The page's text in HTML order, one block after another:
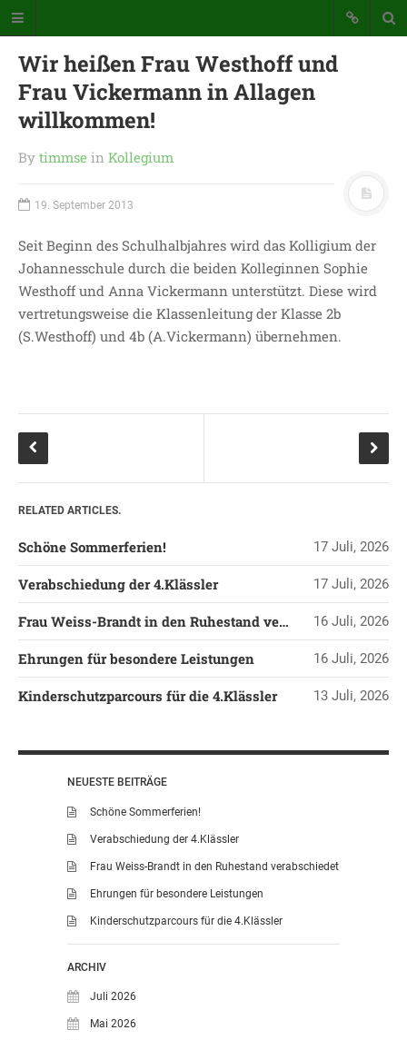
Stadt Warstein
Bunte Schule mit Takt und Schwung
STARTSEITE
WICHTIGES AUS UNSERER
SCHULE
JOHANNESSCHULE
KOLLEGIUM
SCHULSOZIALARBEIT
KLASSEN
KLASSE 1 ESSER
KLASSE 3A LANGENEKE
KLASSE 3B BUDEUS
KLASSE 4 DURRANT
LEITBILD UNSERER
GRUNDSCHULE
SCHULPROGRAMM
Wir heißen Frau Westhoff und
Frau Vickermann in Allagen
willkommen!
By timmse in Kollegium
19. September 2013
Seit Beginn des Schulhalbjahres wird das Kolligium der
Johannesschule durch die beiden Kolleginnen Sophie
Westhoff und Anna Vickermann unterstützt. Diese wird
vertretungsweise die Klassenleitung der Klasse 2b
(S.Westhoff) und 4b (A.Vickermann) übernehmen.
RELATED ARTICLES.
Schöne Sommerferien! 17 Juli, 2026
Verabschiedung der 4.Klässler 17 Juli, 2026
Frau Weiss-Brandt in den Ruhestand verabschiedet 16 Juli, 2026
Ehrungen für besondere Leistungen 16 Juli, 2026
Kinderschutzparcours für die 4.Klässler 13 Juli, 2026
NEUESTE BEITRÄGE
Schöne Sommerferien!
Verabschiedung der 4.Klässler
Frau Weiss-Brandt in den Ruhestand verabschiedet
Ehrungen für besondere Leistungen
Kinderschutzparcours für die 4.Klässler
ARCHIV
Juli 2026
Mai 2026